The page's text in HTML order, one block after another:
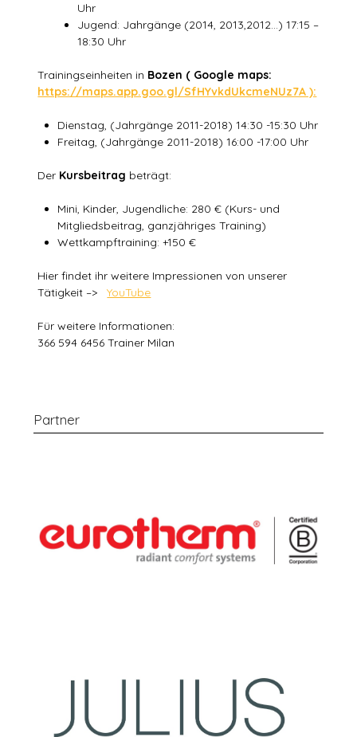
Uhr
Jugend: Jahrgänge (2014, 2013,2012…) 17:15 –
18:30 Uhr
Trainingseinheiten in Bozen ( Google maps:
https://maps.app.goo.gl/SfHYvkdUkcmeNUz7A ):
Dienstag, (Jahrgänge 2011-2018) 14:30 -15:30 Uhr
Freitag, (Jahrgänge 2011-2018) 16:00 -17:00 Uhr
Der Kursbeitrag beträgt:
Mini, Kinder, Jugendliche: 280 € (Kurs- und
Mitgliedsbeitrag, ganzjähriges Training)
Wettkampftraining: +150 €
Hier findet ihr weitere Impressionen von unserer
Tätigkeit –>YouTube
Für weitere Informationen:
366 594 6456 Trainer Milan
Partner